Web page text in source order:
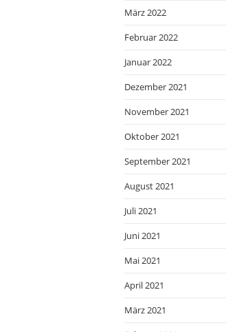
März 2022
Februar 2022
Januar 2022
Dezember 2021
November 2021
Oktober 2021
September 2021
August 2021
Juli 2021
Juni 2021
Mai 2021
April 2021
März 2021